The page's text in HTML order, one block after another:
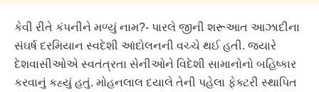
કેવી રીતે કંપનીને મળ્યું નામ?- પારલે જીની શરૂઆત આઝાદીના
સંઘર્ષ દરમિયાન સ્વદેશી આંદોલનની વચ્ચે થઈ હતી. જ્યારે
દેશવાસીઓએ સ્વતંત્રતા સેનીઓને વિદેશી સામાનોનો બહિષ્કાર
કરવાનું કહ્યું હતું. મોહનલાલ દયાલે તેની પહેલા ફેક્ટરી સ્થાપિત